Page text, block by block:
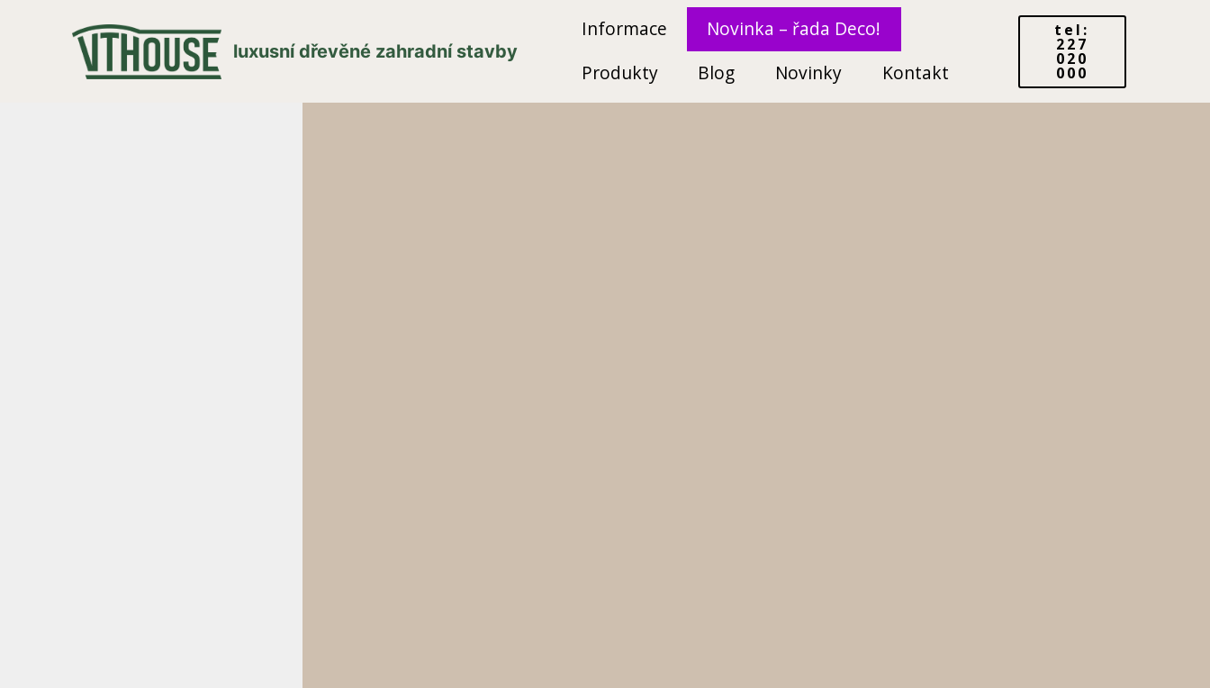
luxusní dřevěné zahradní stavby
Informace
Novinka – řada Deco!
Produkty
Blog Novinky Kontakt
tel:
227
020
000